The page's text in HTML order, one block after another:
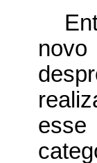
novo